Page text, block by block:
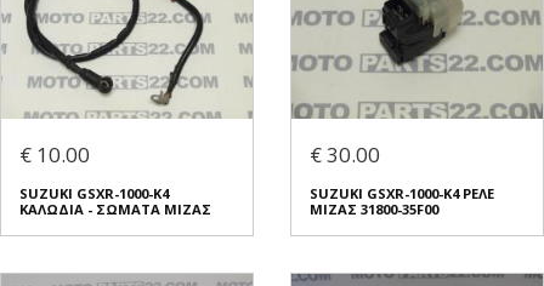
€ 10.00
SUZUKI GSXR-1000-K4
ΚΑΛΩΔΙΑ - ΣΩΜΑΤΑ ΜΙΖΑΣ
€ 30.00
SUZUKI GSXR-1000-K4 ΡΕΛΕ
ΜΙΖΑΣ 31800-35F00